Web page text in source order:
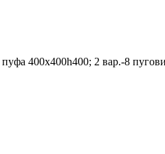
400х400h400; 2 вар.-8